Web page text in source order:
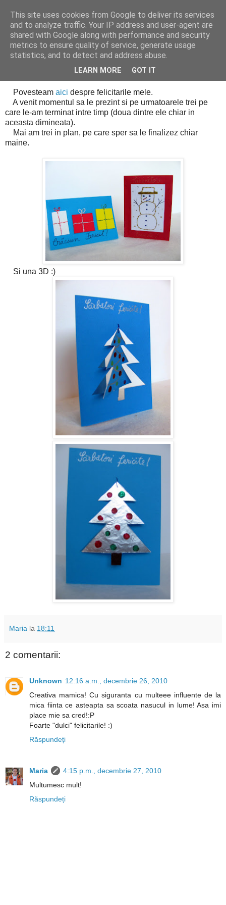
Cealalta realitate
miercuri, decembrie 22, 2010
Ce-am mai facut (II)
Povesteam aici despre felicitarile mele.
A venit momentul sa le prezint si pe urmatoarele trei pe
care le-am terminat intre timp (doua dintre ele chiar in
aceasta dimineata).
Mai am trei in plan, pe care sper sa le finalizez chiar
maine.
Si una 3D :)
Maria la 18:11
2 comentarii:
Unknown 12:16 a.m., decembrie 26, 2010
Creativa mamica! Cu siguranta cu multeee influente de la
mica fiinta ce asteapta sa scoata nasucul in lume! Asa imi
place mie sa cred!:P
Foarte "dulci" felicitarile! :)
Răspundeți
Maria
4:15 p.m., decembrie 27, 2010
Multumesc mult!
Răspundeți
This site uses cookies from Google to deliver its services
and to analyze traffic. Your IP address and user-agent are
shared with Google along with performance and security
metrics to ensure quality of service, generate usage
statistics, and to detect and address abuse.
LEARN MORE GOT IT